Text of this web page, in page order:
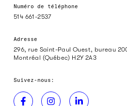
Numéro de téléphone
514 661-2537
Adresse
296, rue Saint-Paul Ouest, bureau
Montréal (Québec) H2Y 2A3
Suivez-nous: